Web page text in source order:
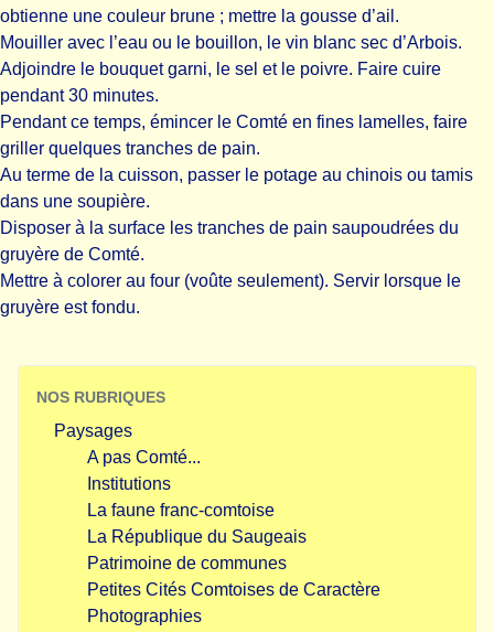
obtienne une couleur brune ; mettre la gousse d’ail.
Mouiller avec l’eau ou le bouillon, le vin blanc sec d’Arbois.
Adjoindre le bouquet garni, le sel et le poivre. Faire cuire
pendant 30 minutes.
Pendant ce temps, émincer le Comté en fines lamelles, faire
griller quelques tranches de pain.
Au terme de la cuisson, passer le potage au chinois ou tamis
dans une soupière.
Disposer à la surface les tranches de pain saupoudrées du
gruyère de Comté.
Mettre à colorer au four (voûte seulement). Servir lorsque le
gruyère est fondu.
NOS RUBRIQUES
Paysages
A pas Comté...
Institutions
La faune franc-comtoise
La République du Saugeais
Patrimoine de communes
Petites Cités Comtoises de Caractère
Photographies